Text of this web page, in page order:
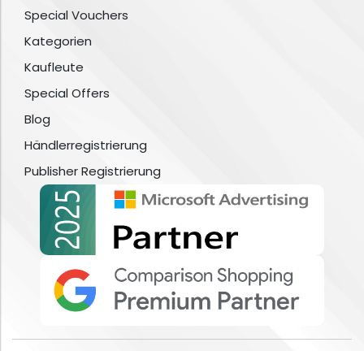
Special Vouchers
Kategorien
Kaufleute
Special Offers
Blog
Händlerregistrierung
Publisher Registrierung